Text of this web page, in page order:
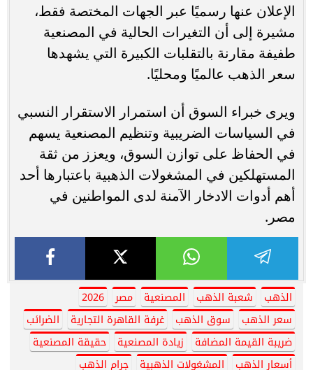
الإعلان عنها رسميًا عبر الجهات المختصة فقط،
مشيرة إلى أن التغيرات الحالية في المصنعية
طفيفة مقارنة بالتقلبات الكبيرة التي يشهدها
سعر الذهب عالميًا ومحليًا.
ويرى خبراء السوق أن استمرار الاستقرار النسبي
في السياسات الضريبية وتنظيم المصنعية يسهم
في الحفاظ على توازن السوق، ويعزز من ثقة
المستهلكين في المشغولات الذهبية باعتبارها أحد
أهم أدوات الادخار الآمنة لدى المواطنين في
مصر.
الذهب شعبة الذهب المصنعية مصر
2026
سعر الذهب
سوق الذهب غرفة القاهرة التجارية
الضرائب
ضريبة القيمة المضافة
زيادة المصنعية
حقيقة المصنعية
أسعار الذهب
المشغولات الذهبية
جرام الذهب